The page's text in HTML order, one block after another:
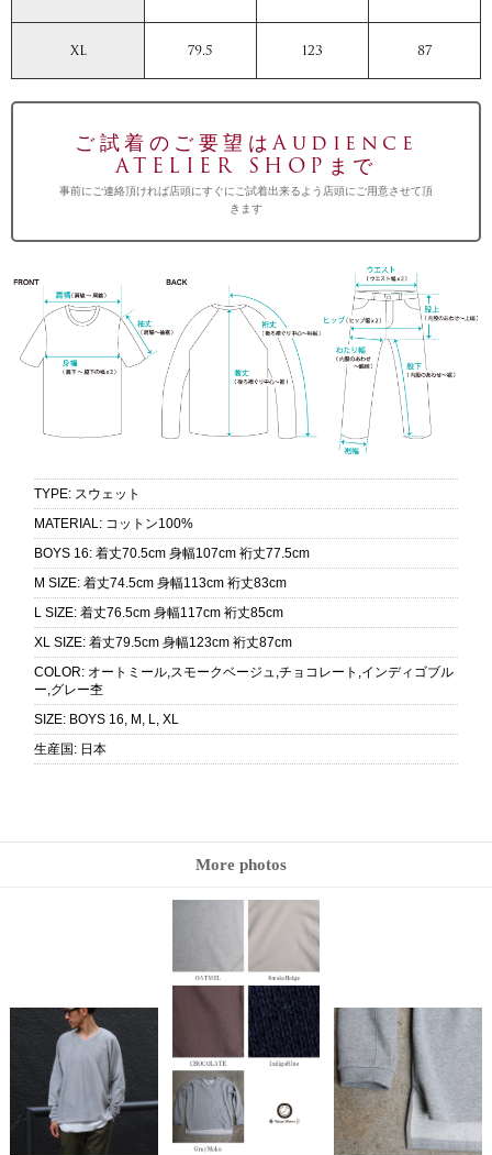
XL 79.5 123 87
ご試着のご要望はAudience
ATELIER SHOPまで
事前にご連絡頂ければ店頭にすぐにご試着出来るよう店頭にご用意させて頂
きます
TYPE: スウェット
MATERIAL: コットン100%
BOYS 16: 着丈70.5cm 身幅107cm 裄丈77.5cm
M SIZE: 着丈74.5cm 身幅113cm 裄丈83cm
L SIZE: 着丈76.5cm 身幅117cm 裄丈85cm
XL SIZE: 着丈79.5cm 身幅123cm 裄丈87cm
COLOR: オートミール,スモークベージュ,チョコレート,インディゴブル
ー,グレー杢
SIZE: BOYS 16, M, L, XL
生産国 : 日本
More photos